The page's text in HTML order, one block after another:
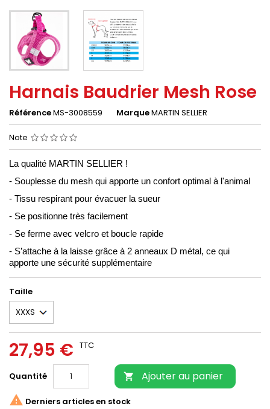
Harnais Baudrier Mesh Rose
RéférenceMS-3008559 MarqueMARTIN SELLIER
Note
La qualité MARTIN SELLIER !
- Souplesse du mesh qui apporte un confort optimal à l'animal
- Tissu respirant pour évacuer la sueur
- Se positionne très facilement
- Se ferme avec velcro et boucle rapide
- S’attache à la laisse grâce à 2 anneaux D métal, ce qui
apporte une sécurité supplémentaire
Taille
27,95 € TTC
Quantité  Ajouter au panier
 Derniers articles en stock